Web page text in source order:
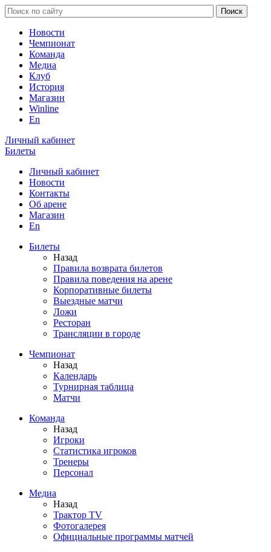
Новости
Чемпионат
Команда
Медиа
Клуб
История
Магазин
Winline
En
Личный кабинет
Билеты
Личный кабинет
Новости
Контакты
Об арене
Магазин
En
Билеты
Назад
Правила возврата билетов
Правила поведения на арене
Корпоративные билеты
Выездные матчи
Ложи
Ресторан
Трансляции в городе
Чемпионат
Назад
Календарь
Турнирная таблица
Матчи
Команда
Назад
Игроки
Статистика игроков
Тренеры
Персонал
Медиа
Назад
Трактор TV
Фотогалерея
Официальные программы матчей